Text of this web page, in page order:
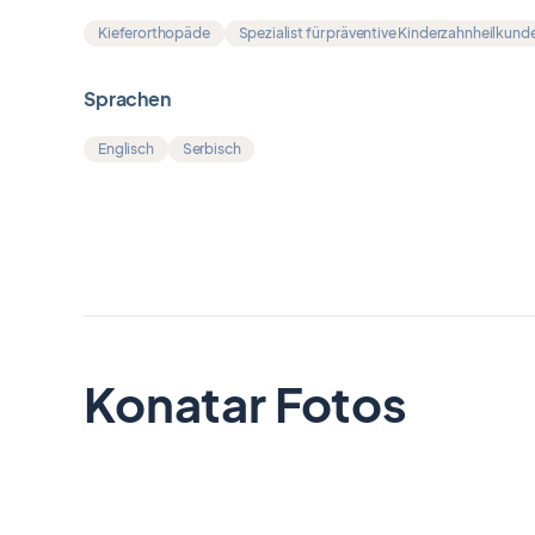
Kieferorthopäde Spezialist für präventive
Sprachen
Englisch Serbisch
Konatar Fotos